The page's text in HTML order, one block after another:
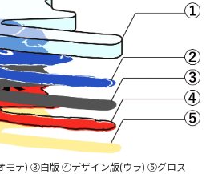
モテ) ③白版 ④デザイン版(ウラ) ⑤グロス